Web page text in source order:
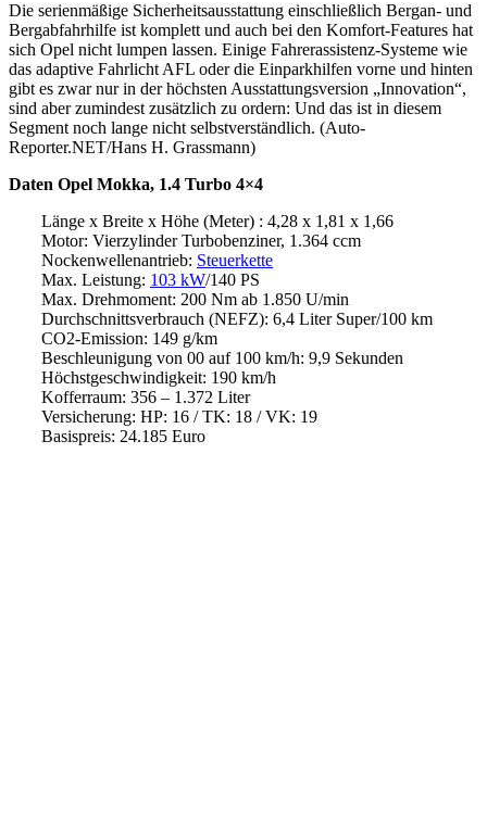
Die serienmäßige Sicherheitsausstattung einschließlich Bergan- und
Bergabfahrhilfe ist komplett und auch bei den Komfort-Features hat
sich Opel nicht lumpen lassen. Einige Fahrerassistenz-Systeme wie
das adaptive Fahrlicht AFL oder die Einparkhilfen vorne und hinten
gibt es zwar nur in der höchsten Ausstattungsversion „Innovation“,
sind aber zumindest zusätzlich zu ordern: Und das ist in diesem
Segment noch lange nicht selbstverständlich. (Auto-
Reporter.NET/Hans H. Grassmann)
Daten Opel Mokka, 1.4 Turbo 4×4
Länge x Breite x Höhe (Meter) : 4,28 x 1,81 x 1,66
Motor: Vierzylinder Turbobenziner, 1.364 ccm
Nockenwellenantrieb: Steuerkette
Max. Leistung: 103 kW/140 PS
Max. Drehmoment: 200 Nm ab 1.850 U/min
Durchschnittsverbrauch (NEFZ): 6,4 Liter Super/100 km
CO2-Emission: 149 g/km
Beschleunigung von 00 auf 100 km/h: 9,9 Sekunden
Höchstgeschwindigkeit: 190 km/h
Kofferraum: 356 – 1.372 Liter
Versicherung: HP: 16 / TK: 18 / VK: 19
Basispreis: 24.185 Euro